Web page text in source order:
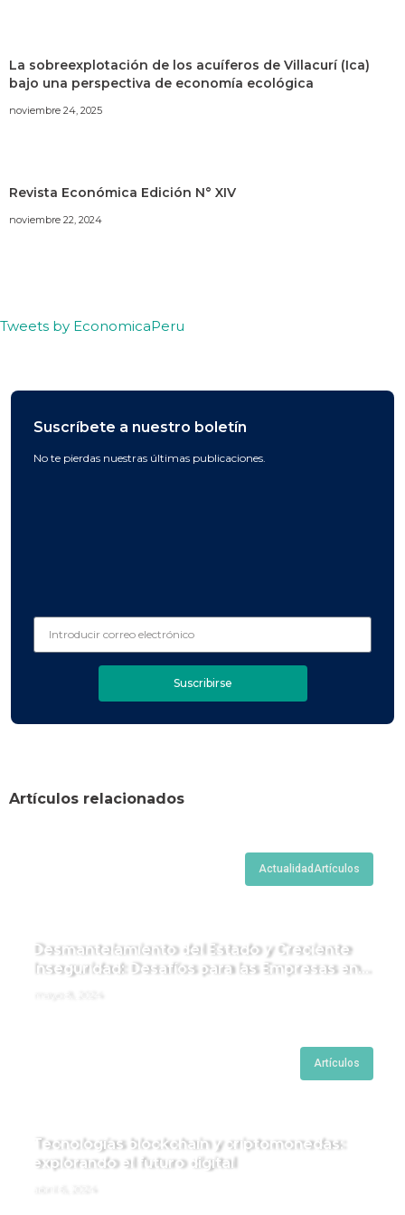
La sobreexplotación de los acuíferos de Villacurí (Ica)
bajo una perspectiva de economía ecológica
noviembre 24, 2025
Revista Económica Edición N° XIV
noviembre 22, 2024
Tweets by EconomicaPeru
Suscríbete a nuestro boletín
No te pierdas nuestras últimas publicaciones.
Suscribirse
Artículos relacionados
Actualidad Artículos
Desmantelamiento del Estado y Creciente
Inseguridad: Desafíos para las Empresas en
Artículos
Tecnologías blockchain y criptomonedas:
explorando el futuro digital